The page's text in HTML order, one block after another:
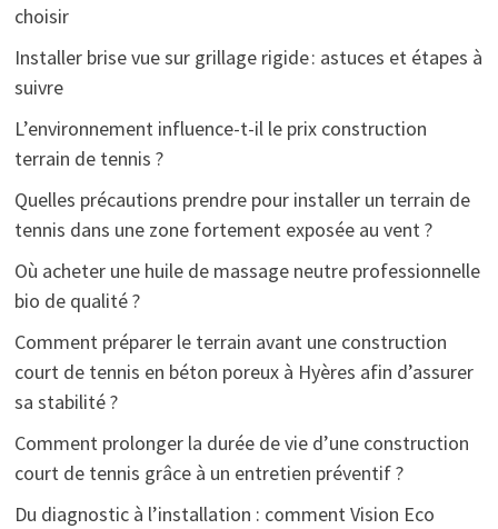
choisir
Installer brise vue sur grillage rigide : astuces et étapes à
suivre
L’environnement influence-t-il le prix construction
terrain de tennis ?
Quelles précautions prendre pour installer un terrain de
tennis dans une zone fortement exposée au vent ?
Où acheter une huile de massage neutre professionnelle
bio de qualité ?
Comment préparer le terrain avant une construction
court de tennis en béton poreux à Hyères afin d’assurer
sa stabilité ?
Comment prolonger la durée de vie d’une construction
court de tennis grâce à un entretien préventif ?
Du diagnostic à l’installation : comment Vision Eco